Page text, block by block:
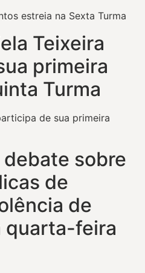
estreia na Sexta Turma
Teixeira
primeira
Turma
de sua primeira
debate sobre
de
de
quarta-feira